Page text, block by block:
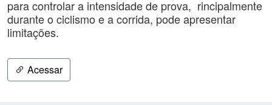
para controlar a intensidade de prova, rincipalmente
durante o ciclismo e a corrida, pode apresentar
limitações.
Acessar